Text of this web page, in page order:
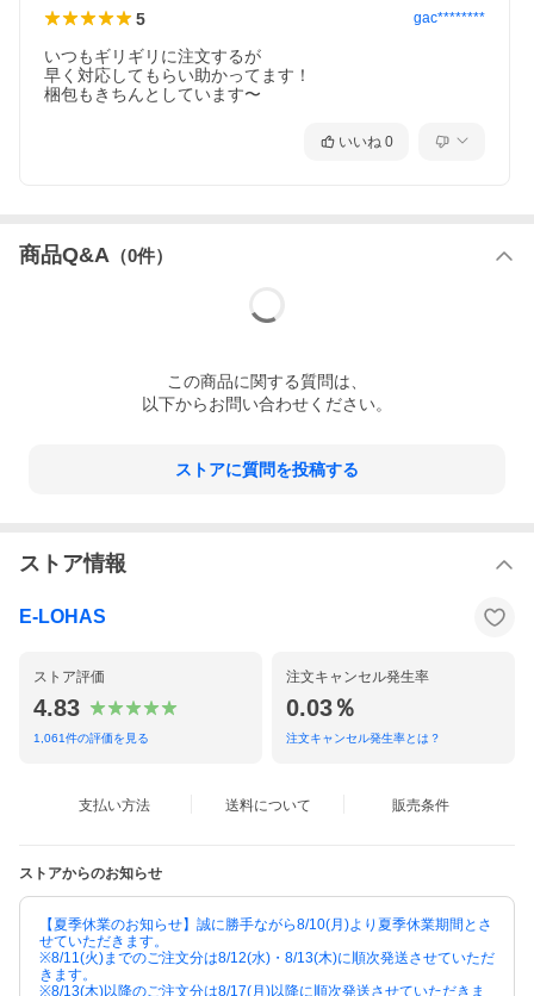
5 gac********
いつもギリギリに注文するが
早く対応してもらい助かってます！
梱包もきちんとしています〜
いいね 0
商品Q&A （0件）
この商品に関する質問は、
以下からお問い合わせください。
ストアに質問を投稿する
ストア情報
E-LOHAS
ストア評価
4.83
1,061件の評価を見る
注文キャンセル発生率
0.03％
注文キャンセル発生率とは？
支払い方法 送料について 販売条件
ストアからのお知らせ
【夏季休業のお知らせ】誠に勝手ながら8/10(月)より夏季休業期間とさ
せていただきます。
※8/11(火)までのご注文分は8/12(水)・8/13(木)に順次発送させていただ
きます。
※8/13(木)以降のご注文分は8/17(月)以降に順次発送させていただきま